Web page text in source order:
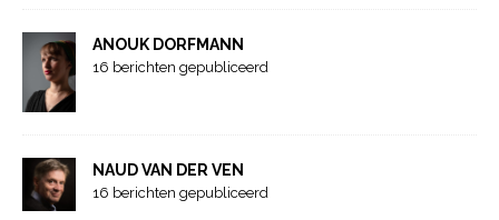
ANOUK DORFMANN
16 berichten gepubliceerd
NAUD VAN DER VEN
16 berichten gepubliceerd